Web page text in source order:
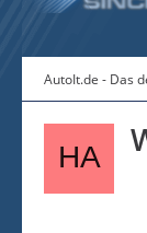
AutoIt.de - Das